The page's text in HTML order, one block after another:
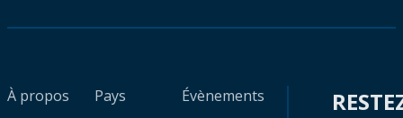
À propos
Pays
Évènements